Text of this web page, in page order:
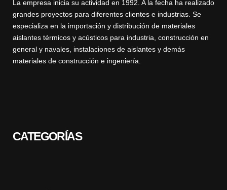
La empresa inicia su actividad en 1992. A la fecha ha realizado
grandes proyectos para diferentes clientes e industrias. Se
especializa en la importación y distribución de materiales
aislantes térmicos y acústicos para industria, construcción en
general y navales, instalaciones de aislantes y demás
materiales de construcción e ingeniería.
CATEGORÍAS